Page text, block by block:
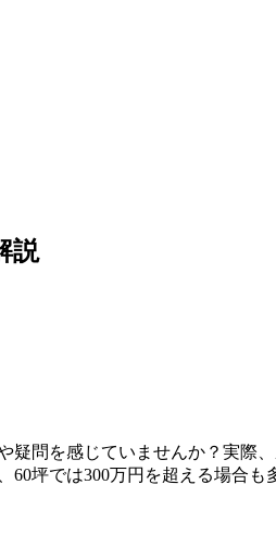
説
問を感じていませんか？実際
坪では300万円を超える場合も